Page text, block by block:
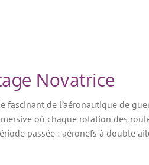
Novatrice
de l’aéronautique de
où chaque rotation des
passée : aéronefs à double